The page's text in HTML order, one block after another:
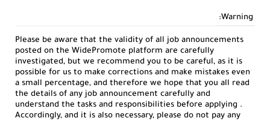
Warning:
Please be aware that the validity of all job announcements
posted on the WidePromote platform are carefully
investigated, but we recommend you to be careful, as it is
possible for us to make corrections and make mistakes even
a small percentage, and therefore we hope that you all read
the details of any job announcement carefully and
understand the tasks and responsibilities before applying .
Accordingly, and it is also necessary, please do not pay any